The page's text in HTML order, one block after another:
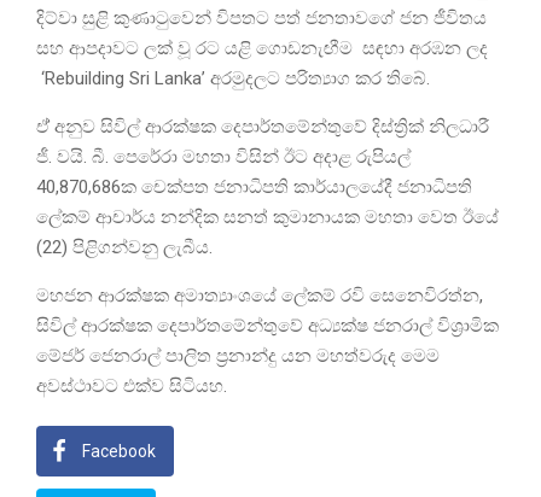
දිට්වා සුළි කුණාටුවෙන් විපතට පත් ජනතාවගේ ජන ජීවිතය
සහ ආපදාවට ලක් වූ රට යළි ගොඩනැඟීම සඳහා අරඹන ලද
‘Rebuilding Sri Lanka’ අරමුදලට පරිත්‍යාග කර තිබේ.
ඒ් අනුව සිවිල් ආරක්ෂක දෙපාර්තමේන්තුවේ දිස්ත්‍රික් නිලධාරී
ජී. වයි. බී. පෙරේරා මහතා විසින් ඊට අදාළ රුපියල්
40,870,686ක චෙක්පත ජනාධිපති කාර්යාලයේදී ජනාධිපති
ලේකම් ආචාර්ය නන්දික සනත් කුමානායක මහතා වෙත ඊයේ
(22) පිළිගන්වනු ලැබීය.
මහජන ආරක්ෂක අමාත්‍යාංශයේ ලේකම් රවි සෙනෙවිරත්න,
සිවිල් ආරක්ෂක දෙපාර්තමේන්තුවේ අධ්‍යක්ෂ ජනරාල් විශ්‍රාමික
මේජර් ජෙනරාල් පාලිත ප්‍රනාන්දු යන මහත්වරුද මෙම
අවස්ථාවට එක්ව සිටියහ.
Facebook